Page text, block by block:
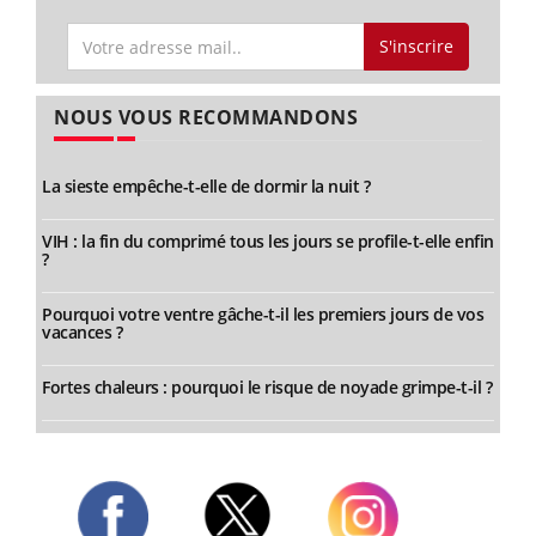
S'inscrire
NOUS VOUS RECOMMANDONS
La sieste empêche-t-elle de dormir la nuit ?
VIH : la fin du comprimé tous les jours se profile-t-elle enfin
?
Pourquoi votre ventre gâche-t-il les premiers jours de vos
vacances ?
Fortes chaleurs : pourquoi le risque de noyade grimpe-t-il ?